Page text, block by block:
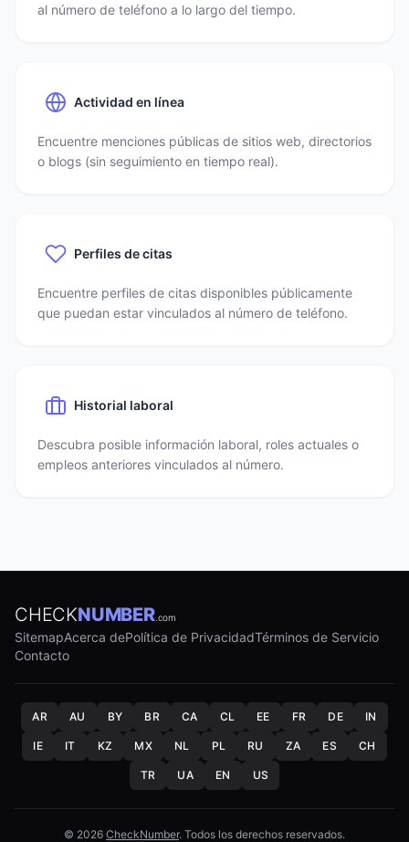
al número de teléfono a lo largo del tiempo.
Actividad en línea
Encuentre menciones públicas de sitios web, directorios
o blogs (sin seguimiento en tiempo real).
Perfiles de citas
Encuentre perfiles de citas disponibles públicamente
que puedan estar vinculados al número de teléfono.
Historial laboral
Descubra posible información laboral, roles actuales o
empleos anteriores vinculados al número.
CHECKNUMBER.com
SitemapAcerca dePolítica de PrivacidadTérminos de Servicio
Contacto
AR AU BY BR CA CL EE FR DE IN
IE IT KZ MX NL PL RU ZA ES CH
TR UA EN US
© 2026 CheckNumber. Todos los derechos reservados.